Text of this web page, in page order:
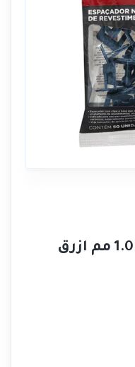
فواصل فراغية كورتاج 1.0 مم ازرق